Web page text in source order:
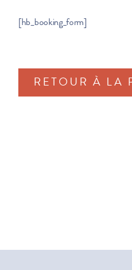
[hb_booking_form]
RETOUR À LA